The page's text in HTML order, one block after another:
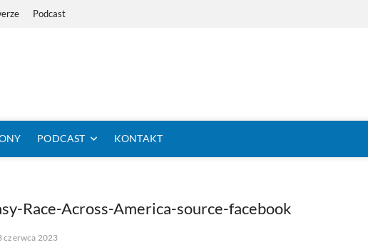
Podcast
PODCAST KONTAKT
Race-Across-America-source-facebook
czerwca 2023